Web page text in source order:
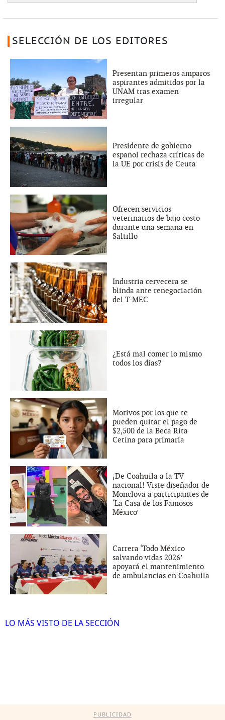
SELECCIÓN DE LOS EDITORES
Presentan primeros amparos
aspirantes admitidos por la
UNAM tras examen
irregular
Presidente de gobierno
español rechaza críticas de
la UE por crisis de Ceuta
Ofrecen servicios
veterinarios de bajo costo
durante una semana en
Saltillo
Industria cervecera se
blinda ante renegociación
del T-MEC
¿Está mal comer lo mismo
todos los días?
Motivos por los que te
pueden quitar el pago de
$2,500 de la Beca Rita
Cetina para primaria
¡De Coahuila a la TV
nacional! Viste diseñador de
Monclova a participantes de
‘La Casa de los Famosos
México’
Carrera ‘Todo México
salvando vidas 2026’
apoyará el mantenimiento
de ambulancias en Coahuila
LO MÁS VISTO DE LA SECCIÓN
PUBLICIDAD